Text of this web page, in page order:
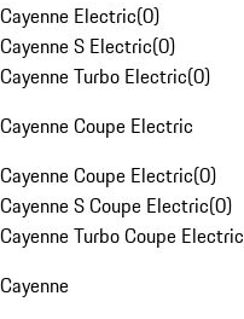
Cayenne Electric(0)
Cayenne S Electric(0)
Cayenne Turbo Electric(0)
Cayenne Coupe Electric
Cayenne Coupe Electric(0)
Cayenne S Coupe Electric(0)
Cayenne Turbo Coupe Electric
Cayenne